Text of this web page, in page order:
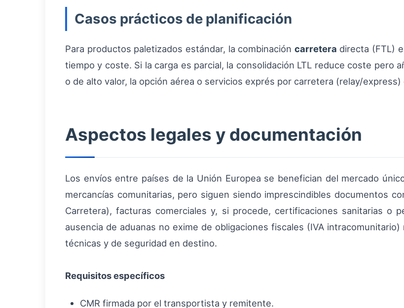
Casos prácticos de planificación
Para productos paletizados estándar, la combinación carretera directa (FTL)
tiempo y coste. Si la carga es parcial, la consolidación LTL reduce coste pero
o de alto valor, la opción aérea o servicios exprés por carretera (relay/
Aspectos legales y documentación
Los envíos entre países de la Unión Europea se benefician del mercado
mercancías comunitarias, pero siguen siendo imprescindibles documentos
Carretera), facturas comerciales y, si procede, certificaciones sanitarias o
ausencia de aduanas no exime de obligaciones fiscales (IVA
técnicas y de seguridad en destino.
Requisitos específicos
CMR firmada por el transportista y remitente.